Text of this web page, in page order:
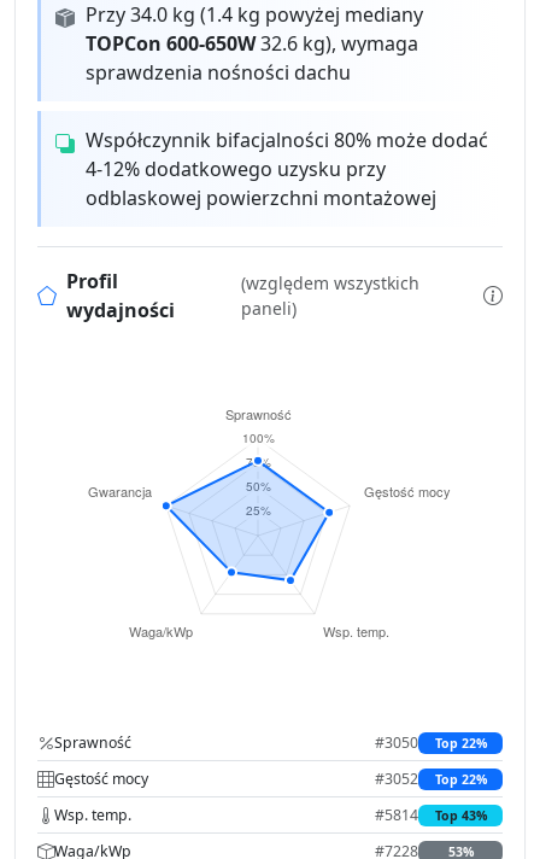
Przy 34.0 kg (1.4 kg powyżej mediany
TOPCon 600-650W32.6 kg), wymaga
sprawdzenia nośności dachu
Współczynnik bifacjalności 80% może dodać
4-12% dodatkowego uzysku przy
odblaskowej powierzchni montażowej
Profil
wydajności
(względem wszystkich
paneli)
Sprawność #3050 Top 22%
Gęstość mocy #3052 Top 22%
Wsp. temp. #5814 Top 43%
Waga/kWp #7228 53%